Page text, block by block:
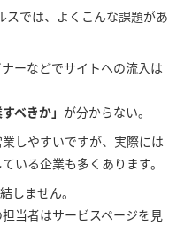
スでは、よくこんな課題があ
ーなどでサイトへの流入は
べきか」 が分からない。
しやすいですが、実際には
いる企業も多くあります。
しません。
当者はサービスページを見